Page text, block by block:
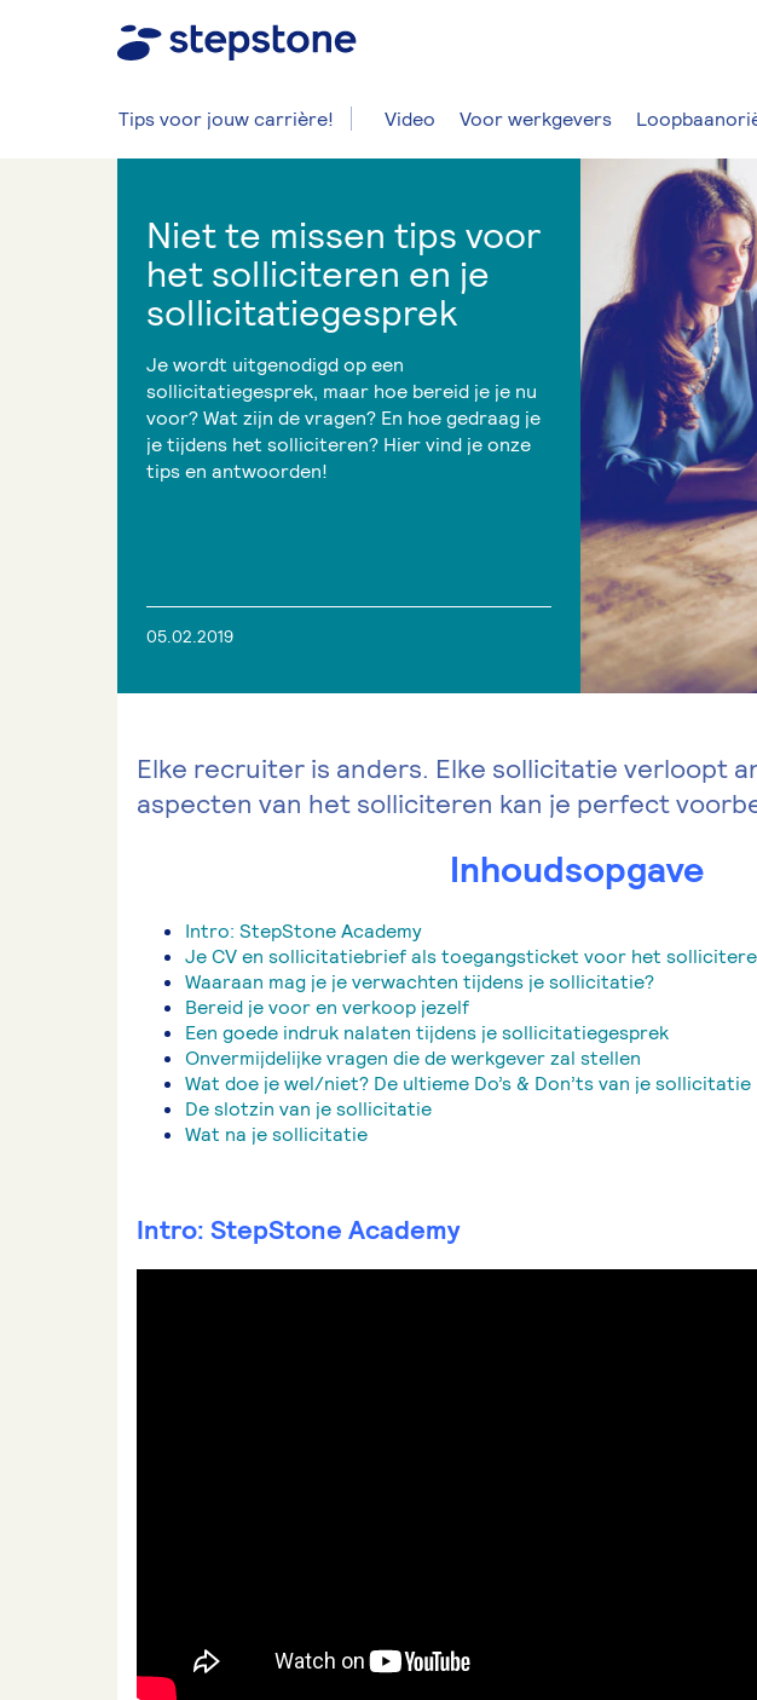
Tips voor jouw carrière! Video Voor werkgevers
Niet te missen tips voor
het solliciteren en je
sollicitatiegesprek
Je wordt uitgenodigd op een
sollicitatiegesprek, maar hoe bereid je je nu
voor? Wat zijn de vragen? En hoe gedraag je
je tijdens het solliciteren? Hier vind je onze
tips en antwoorden!
05.02.2019
Elke recruiter is anders. Elke sollicitatie verloopt
aspecten van het solliciteren kan je perfect
Inhoudsopgave
Intro: StepStone Academy
Je CV en sollicitatiebrief als toegangsticket voor het
Waaraan mag je je verwachten tijdens je sollicitatie?
Bereid je voor en verkoop jezelf
Een goede indruk nalaten tijdens je sollicitatiegesprek
Onvermijdelijke vragen die de werkgever zal stellen
Wat doe je wel/niet? De ultieme Do’s & Don’ts van je sollicitatie
De slotzin van je sollicitatie
Wat na je sollicitatie
Intro: StepStone Academy